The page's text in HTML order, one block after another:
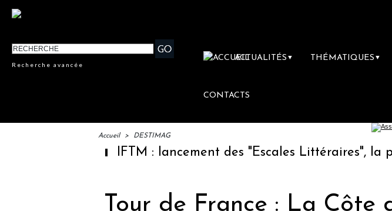
Recherche avancée
ACTUALITÉS ▼ THÉMATIQUES ▼
CONTACTS
Accueil > DESTIMAG
IFTM : lancement des "Escales Littéraires", la
Tour de France : La Côte